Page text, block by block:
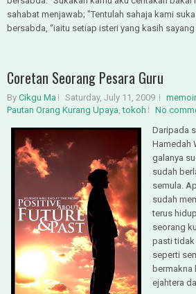
sahabat menjawab; "Tentulah sahaja kami
bersabda, “iaitu setiap isteri yang kasih sayang
Coretan Seorang Pesara Guru
By Cikgu Ma Saturday, July 11, 2009
Pautan Orang Kurang Upaya ,tokoh
No
Daripada
Hamedah
galanya
sudah
semula.
sudah
terus
seorang
pasti
seperti
bermakna
ejahtera